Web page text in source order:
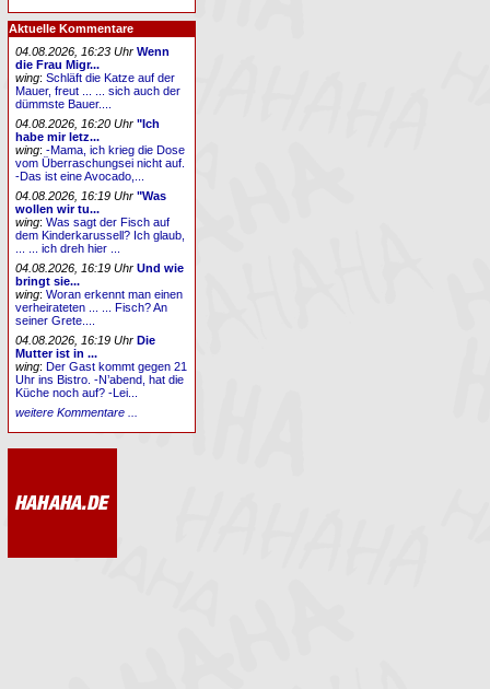
Aktuelle Kommentare
04.08.2026, 16:23 Uhr Wenn
die Frau Migr...
wing:Schläft die Katze auf der
Mauer, freut ... ... sich auch der
dümmste Bauer....
04.08.2026, 16:20 Uhr "Ich
habe mir letz...
wing:-Mama, ich krieg die Dose
vom Überraschungsei nicht auf.
-Das ist eine Avocado,...
04.08.2026, 16:19 Uhr "Was
wollen wir tu...
wing:Was sagt der Fisch auf
dem Kinderkarussell? Ich glaub,
... ... ich dreh hier ...
04.08.2026, 16:19 Uhr Und wie
bringt sie...
wing:Woran erkennt man einen
verheirateten ... ... Fisch? An
seiner Grete....
04.08.2026, 16:19 Uhr Die
Mutter ist in ...
wing:Der Gast kommt gegen 21
Uhr ins Bistro. -N’abend, hat die
Küche noch auf? -Lei...
weitere Kommentare ...